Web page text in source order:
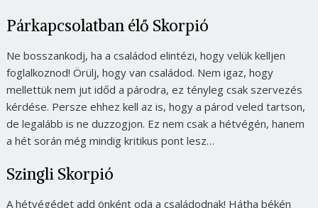
Párkapcsolatban élő Skorpió
Ne bosszankodj, ha a családod elintézi, hogy velük kelljen
foglalkoznod! Örülj, hogy van családod. Nem igaz, hogy
mellettük nem jut időd a párodra, ez tényleg csak szervezés
kérdése. Persze ehhez kell az is, hogy a párod veled tartson,
de legalább is ne duzzogjon. Ez nem csak a hétvégén, hanem
a hét során még mindig kritikus pont lesz…
Szingli Skorpió
A hétvégédet add önként oda a családodnak! Hátha békén